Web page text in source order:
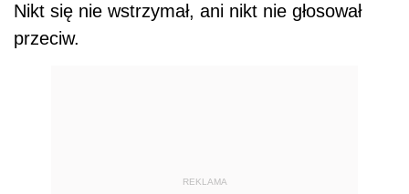
Nikt się nie wstrzymał, ani nikt nie głosował
przeciw.
REKLAMA